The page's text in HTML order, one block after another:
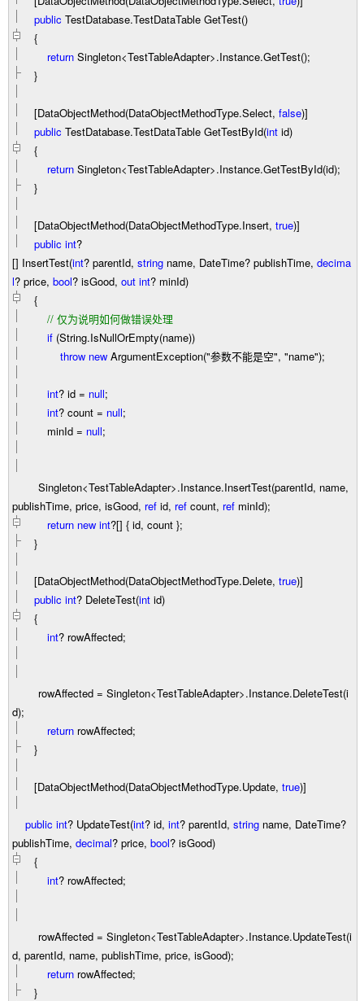
public TestDatabase.TestDataTable GetTest()
{
return Singleton<TestTableAdapter>.Instance.GetTest();
}
[DataObjectMethod(DataObjectMethodType.Select, false)]
public TestDatabase.TestDataTable GetTestById(int id)
{
return Singleton<TestTableAdapter>.Instance.GetTestById(id);
}
[DataObjectMethod(DataObjectMethodType.Insert, true)]
public int?
[] InsertTest(int? parentId, string name, DateTime? publishTime, decima
l? price, bool? isGood, out int? minId)
{
// 仅为说明如何做错误处理
if (String.IsNullOrEmpty(name))
throw new ArgumentException("参数不能是空", "name");
int? id = null;
int? count = null;
minId = null;
Singleton<TestTableAdapter>.Instance.InsertTest(parentId, name,
publishTime, price, isGood, ref id, ref count, ref minId);
return new int?[] { id, count };
}
[DataObjectMethod(DataObjectMethodType.Delete, true)]
public int? DeleteTest(int id)
{
int? rowAffected;
rowAffected = Singleton<TestTableAdapter>.Instance.DeleteTest(i
d);
return rowAffected;
}
[DataObjectMethod(DataObjectMethodType.Update, true)]
public int? UpdateTest(int? id, int? parentId, string name, DateTime?
publishTime, decimal? price, bool? isGood)
{
int? rowAffected;
rowAffected = Singleton<TestTableAdapter>.Instance.UpdateTest(i
d, parentId, name, publishTime, price, isGood);
return rowAffected;
}